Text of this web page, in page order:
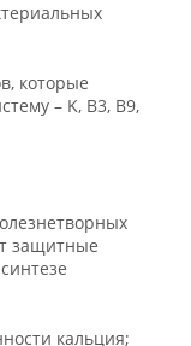
которые
– K, B3, B9,
защитные
кальция;